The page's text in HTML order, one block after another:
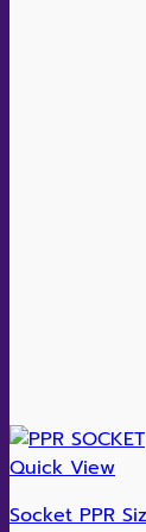
Quick View
Socket PPR